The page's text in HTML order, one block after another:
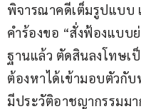
พิจารณาคดีเต็มรูปแบบ
คำร้องขอ “สั่งฟ้องแบบ
ฐานแล้ว ตัดสินลงโทษเ
ต้องหาได้เข้ามอบตัวกับ
มีประวัติอาชญากรรมม